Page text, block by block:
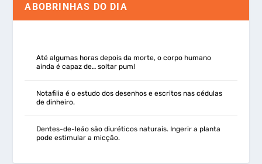
ABOBRINHAS DO DIA
Até algumas horas depois da morte, o corpo humano
ainda é capaz de… soltar pum!
Notafilia é o estudo dos desenhos e escritos nas cédulas
de dinheiro.
Dentes-de-leão são diuréticos naturais. Ingerir a planta
pode estimular a micção.